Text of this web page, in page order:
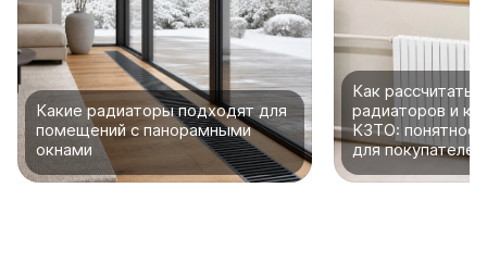
Какие радиаторы подходят для
помещений с панорамными
окнами
Как рассчитать
радиаторов и
КЗТО: понятное
для покупателей